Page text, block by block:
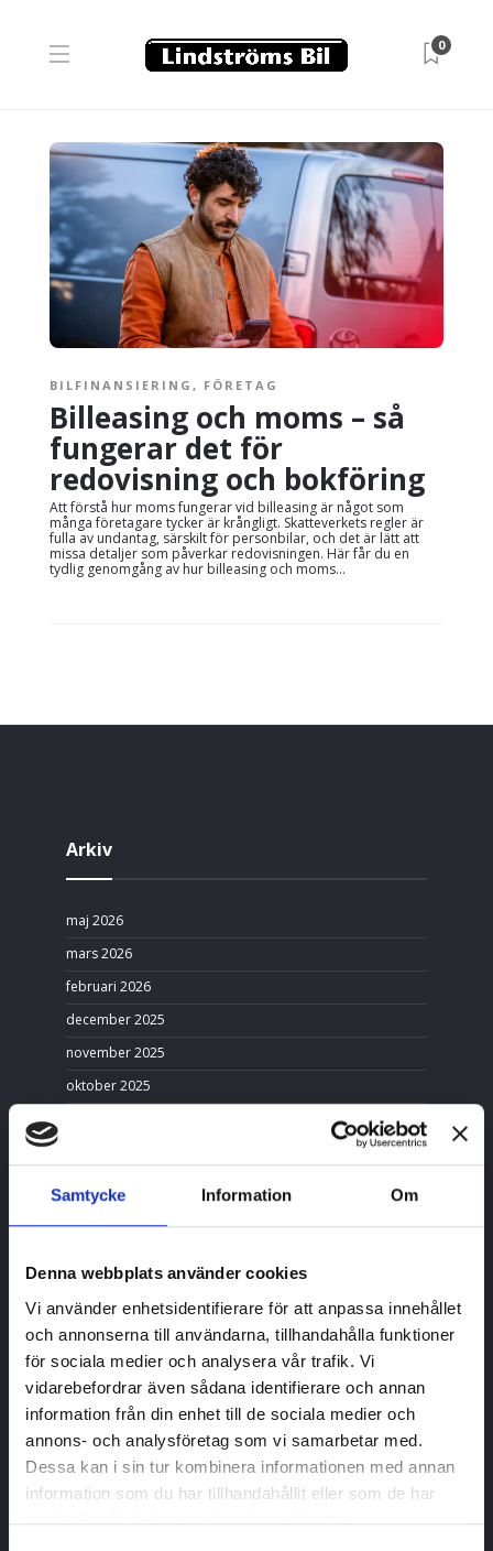
Samtycke Information Om
Denna webbplats använder cookies
Vi använder enhetsidentifierare för att anpassa innehållet
och annonserna till användarna, tillhandahålla funktioner
för sociala medier och analysera vår trafik. Vi
vidarebefordrar även sådana identifierare och annan
information från din enhet till de sociala medier och
annons- och analysföretag som vi samarbetar med.
Dessa kan i sin tur kombinera informationen med annan
information som du har tillhandahållit eller som de har
samlat in när du har använt deras tjänster.
0
BILFINANSIERING , FÖRETAG
Billeasing och moms – så
fungerar det för
redovisning och bokföring
Att förstå hur moms fungerar vid billeasing är något som
många företagare tycker är krångligt. Skatteverkets regler är
fulla av undantag, särskilt för personbilar, och det är lätt att
missa detaljer som påverkar redovisningen. Här får du en
tydlig genomgång av hur billeasing och moms...
Arkiv
maj 2026
mars 2026
februari 2026
december 2025
november 2025
oktober 2025
februari 2025
augusti 2024
april 2024
januari 2024
december 2023
oktober 2023